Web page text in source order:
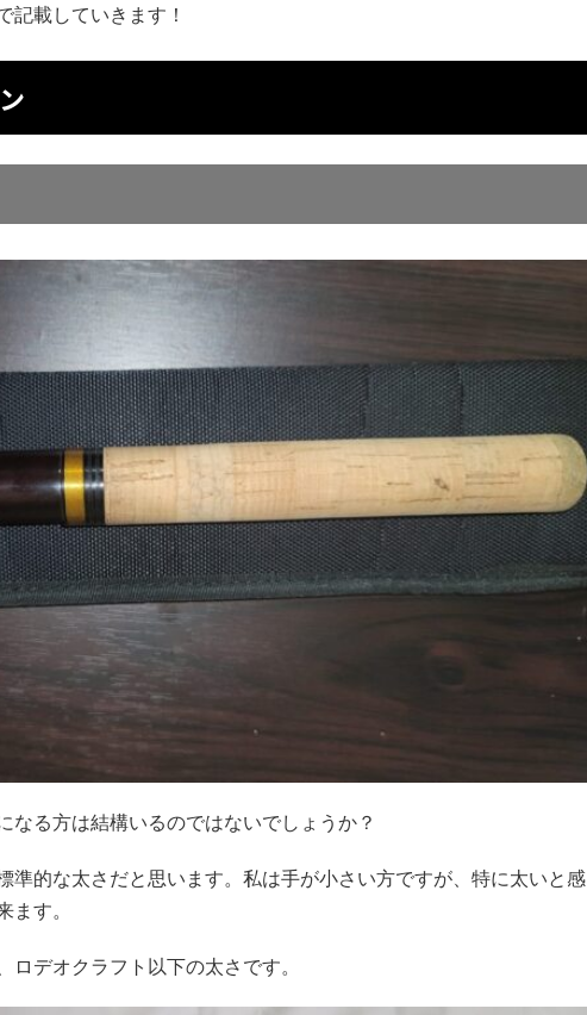
記載していきます！
なる方は結構いるのではないでしょうか？
準的な太さだと思います。私は手が小さい方ですが、特に太いと感
す。
デオクラフト以下の太さです。